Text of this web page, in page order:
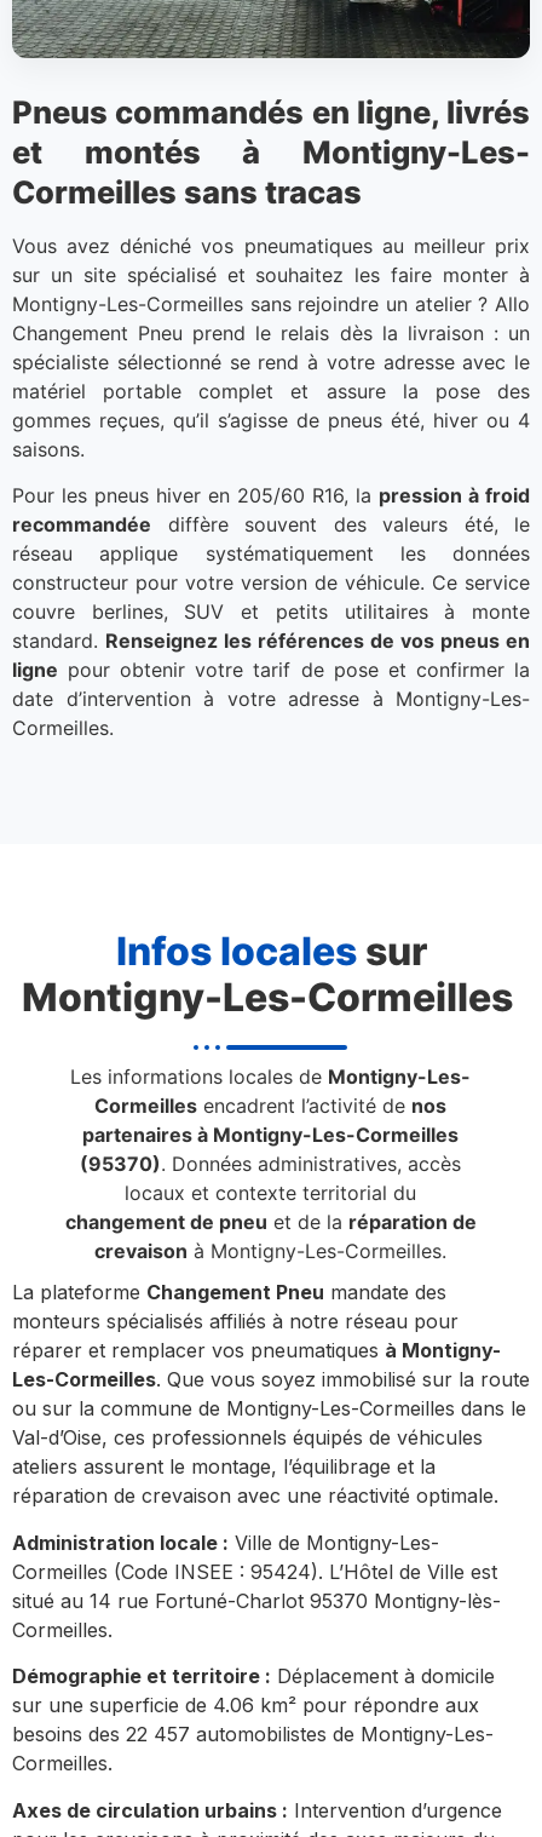
Pneus commandés en ligne, livrés
et montés à Montigny-Les-
Cormeilles sans tracas
Vous avez déniché vos pneumatiques au meilleur prix
sur un site spécialisé et souhaitez les faire monter à
Montigny-Les-Cormeilles sans rejoindre un atelier ? Allo
Changement Pneu prend le relais dès la livraison : un
spécialiste sélectionné se rend à votre adresse avec le
matériel portable complet et assure la pose des
gommes reçues, qu’il s’agisse de pneus été, hiver ou 4
saisons.
Pour les pneus hiver en 205/60 R16, la pression à froid
recommandée diffère souvent des valeurs été, le
réseau applique systématiquement les données
constructeur pour votre version de véhicule. Ce service
couvre berlines, SUV et petits utilitaires à monte
standard. Renseignez les références de vos pneus en
ligne pour obtenir votre tarif de pose et confirmer la
date d’intervention à votre adresse à Montigny-Les-
Cormeilles.
Infos localessur
Montigny-Les-Cormeilles
Les informations locales de Montigny-Les-
Cormeilles encadrent l’activité de nos
partenaires à Montigny-Les-Cormeilles
(95370). Données administratives, accès
locaux et contexte territorial du
changement de pneu et de la réparation de
crevaison à Montigny-Les-Cormeilles.
La plateforme Changement Pneu mandate des
monteurs spécialisés affiliés à notre réseau pour
réparer et remplacer vos pneumatiques à Montigny-
Les-Cormeilles. Que vous soyez immobilisé sur la route
ou sur la commune de Montigny-Les-Cormeilles dans le
Val-d’Oise, ces professionnels équipés de véhicules
ateliers assurent le montage, l’équilibrage et la
réparation de crevaison avec une réactivité optimale.
Administration locale : Ville de Montigny-Les-
Cormeilles (Code INSEE : 95424). L’Hôtel de Ville est
situé au 14 rue Fortuné-Charlot 95370 Montigny-lès-
Cormeilles.
Démographie et territoire : Déplacement à domicile
sur une superficie de 4.06 km² pour répondre aux
besoins des 22 457 automobilistes de Montigny-Les-
Cormeilles.
Axes de circulation urbains : Intervention d’urgence